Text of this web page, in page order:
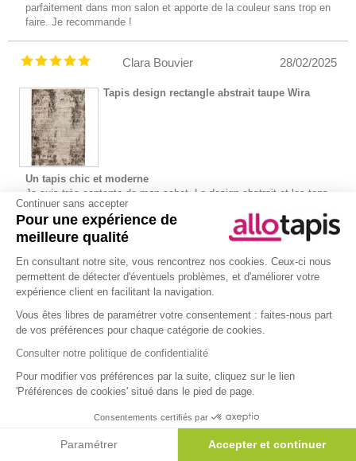
Continuer sans accepter
Pour une expérience de
meilleure qualité
En consultant notre site, vous rencontrez nos cookies. Ceux-ci nous
permettent de détecter d'éventuels problèmes, et d'améliorer votre
expérience client en facilitant la navigation.
Vous êtes libres de paramétrer votre consentement : faites-nous part
de vos préférences pour chaque catégorie de cookies.
Consulter notre politique de confidentialité
Pour modifier vos préférences par la suite, cliquez sur le lien
'Préférences de cookies' situé dans le pied de page.
Consentements certifiés par
Paramétrer Accepter et continuer
parfaitement dans mon salon et apporte de la couleur sans trop en
faire. Je recommande !
28/02/2025
Clara Bouvier
Tapis design rectangle abstrait taupe Wira
Un tapis chic et moderne
Je suis très contente de mon achat. Le design abstrait et les tons
taupes rendent le tapis très élégant. Il donne un côté moderne et
chaleureux à ma pièce. Il est aussi très facile à entretenir. Rien à
redire, je recommande sans hésiter.
28/02/2025
Claire Patriçia
Je recommande !
Très facile à entretenir, et il est super confortable. Il n’a pas bougé